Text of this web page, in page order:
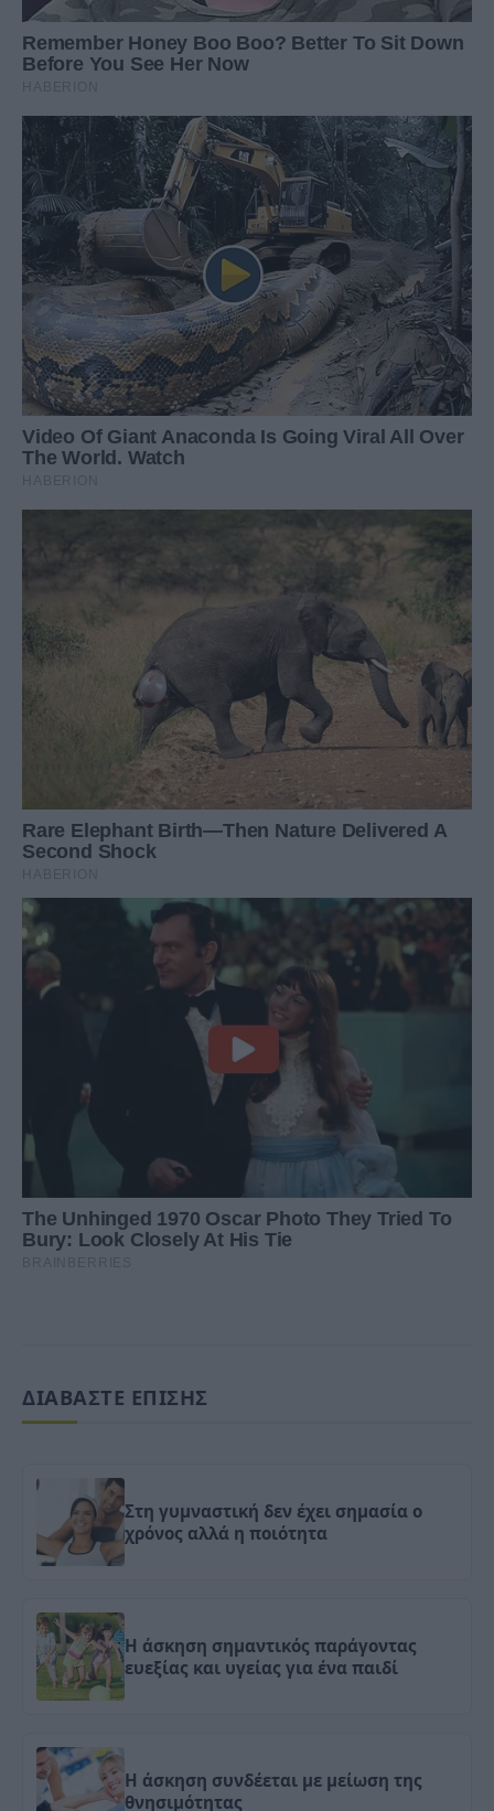
ΔΙΑΒΑΣΤΕ ΕΠΙΣΗΣ
Στη γυμναστική δεν έχει σημασία ο
χρόνος αλλά η ποιότητα
Η άσκηση σημαντικός παράγοντας
ευεξίας και υγείας για ένα παιδί
Η άσκηση συνδέεται με μείωση της
θνησιμότητας